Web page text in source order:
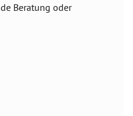
Beratung oder